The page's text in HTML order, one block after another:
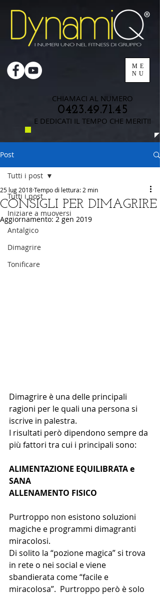
CHIAMACI AL NUMERO
0423.49.71.45
E DEDICATI IL TEMPO CHE MERITI!
ME
NU
Post
Tutti i post
Iniziare a muoversi
Antalgico
Dimagrire
Tonificare
Tutti i post
CONSIGLI PER DIMAGRIRE
25 lug 2018Tempo di lettura: 2 min
Aggiornamento:2 gen 2019
Dimagrire è una delle principali
ragioni per le quali una persona si
iscrive in palestra.
I risultati però dipendono sempre da
più fattori tra cui i principali sono:
ALIMENTAZIONE EQUILIBRATA e
SANA
ALLENAMENTO FISICO
Purtroppo non esistono soluzioni
magiche e programmi dimagranti
miracolosi.
Di solito la “pozione magica” si trova
in rete o nei social e viene
sbandierata come “facile e
miracolosa”.  Purtroppo però è solo